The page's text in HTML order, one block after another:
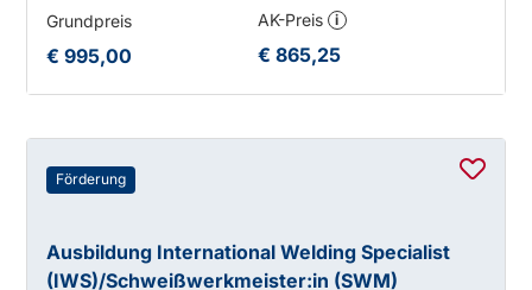
Grundpreis
€ 995,00
AK-Preis i
€ 865,25
Förderung
Ausbildung International Welding Specialist
(IWS)/Schweißwerkmeister:in (SWM)